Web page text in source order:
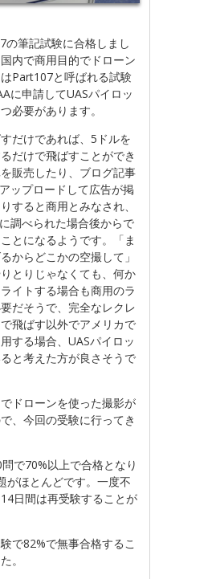
の筆記試験に合格しまし
内で商用目的でドローン
Part107と呼ばれる試験
に申請してUASパイロッ
必要があります。
だけであれば、5ドルを
だけで飛ばすことができ
販売したり、ブログ記事
ップロードして広告が掲
すると商用とみなされ、
調べられた場合後からで
とになるようです。「ま
からどこかの空撮して」
とりじゃなくても、何か
イトする場合も商用のラ
だそうで、完全なレクレ
飛ばす以外でアメリカで
する場合、UASパイロッ
と考えた方が良さそうで
ドローンを使った撮影が
、今回の受験に行ってき
で70%以上で合格となり
がほとんどです。一度不
日間は再受験することが
で82%で無事合格するこ
。